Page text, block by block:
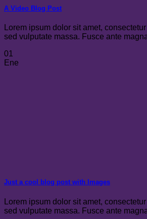
A Video Blog Post
Lorem ipsum dolor sit amet,
sed vulputate massa. Fusce ante
01
Ene
Just a cool blog post with Images
Lorem ipsum dolor sit amet,
sed vulputate massa. Fusce ante